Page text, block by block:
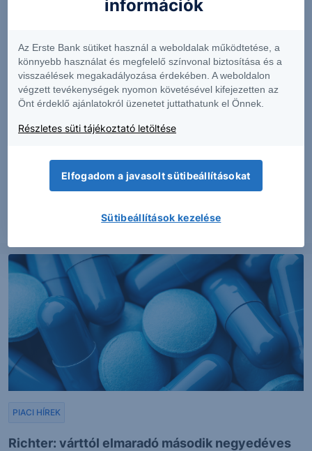
Erős lett a MOL második negyedéve
Richter: várttól elmaradó második negyedéves
PIACI HÍREK
információk
Az Erste Bank sütiket használ a weboldalak működtetése, a
könnyebb használat és megfelelő színvonal biztosítása és a
visszaélések megakadályozása érdekében. A weboldalon
végzett tevékenységek nyomon követésével kifejezetten az
Önt érdeklő ajánlatokról üzenetet juttathatunk el Önnek.
Részletes süti tájékoztató letöltése
Elfogadom a javasolt sütibeállításokat
Sütibeállítások kezelése